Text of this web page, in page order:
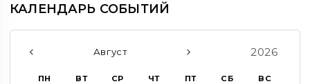
КАЛЕНДАРЬ СОБЫТИЙ
Август 2026
ПН ВТ СР ЧТ ПТ СБ ВС